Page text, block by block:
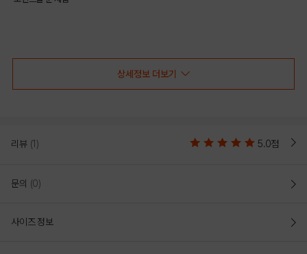
상세정보 더보기
리뷰 (1) 5.0점
문의 (0)
사이즈 정보